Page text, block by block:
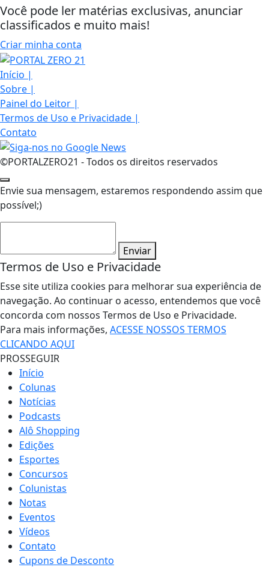
Você pode ler matérias exclusivas, anunciar
classificados e muito mais!
Criar minha conta
Início |
Sobre |
Painel do Leitor |
Termos de Uso e Privacidade |
Contato
©PORTALZERO21 - Todos os direitos reservados
Envie sua mensagem, estaremos respondendo assim que
possível;)
Enviar
Termos de Uso e Privacidade
Esse site utiliza cookies para melhorar sua experiência de
navegação. Ao continuar o acesso, entendemos que você
concorda com nossos Termos de Uso e Privacidade.
Para mais informações, ACESSE NOSSOS TERMOS
CLICANDO AQUI
PROSSEGUIR
Início
Colunas
Notícias
Podcasts
Alô Shopping
Edições
Esportes
Concursos
Colunistas
Notas
Eventos
Vídeos
Contato
Cupons de Desconto